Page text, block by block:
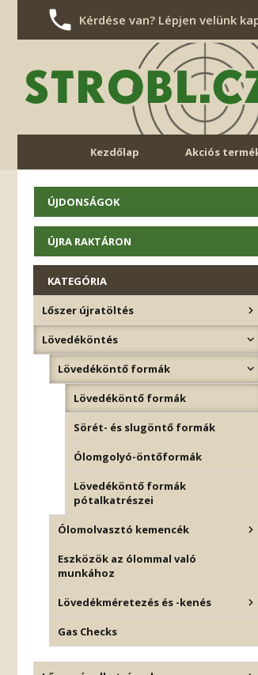
Kérdése van? Lépjen velünk
Kezdőlap Akciós
ÚJDONSÁGOK
ÚJRA RAKTÁRON
KATEGÓRIA
Lőszer újratöltés
Lövedéköntés
Lövedéköntő formák
Lövedéköntő formák
Sörét- és slugöntő formák
Ólomgolyó-öntőformák
Lövedéköntő formák
pótalkatrészei
Ólomolvasztó kemencék
Eszközök az ólommal való
munkához
Lövedékméretezés és -kenés
Gas Checks